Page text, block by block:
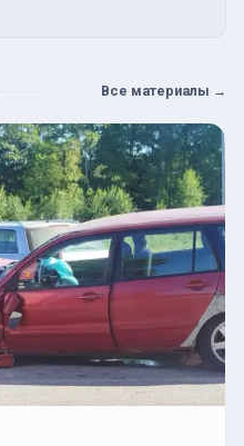
Все материалы →